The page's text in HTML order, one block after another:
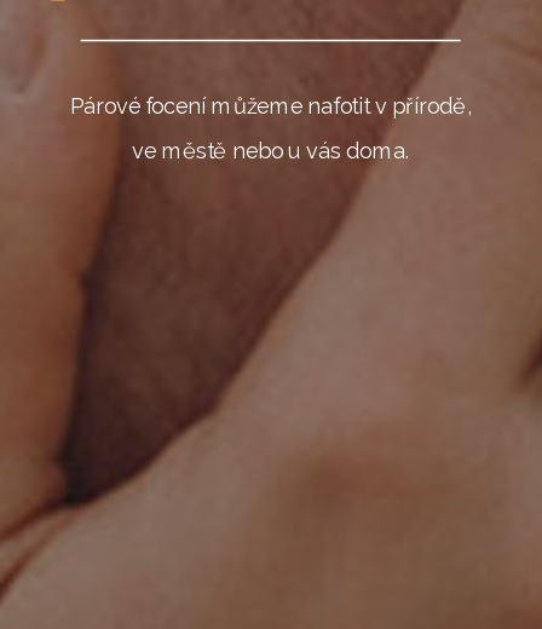
Párové focení můžeme nafotit v přírodě,
ve městě nebo u vás doma.